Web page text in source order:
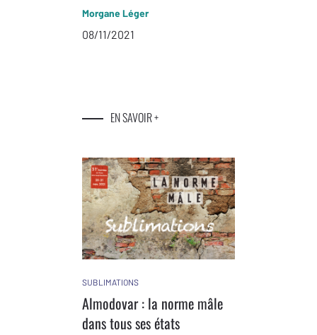
Morgane Léger
08/11/2021
EN SAVOIR +
SUBLIMATIONS
Almodovar : la norme mâle
dans tous ses états